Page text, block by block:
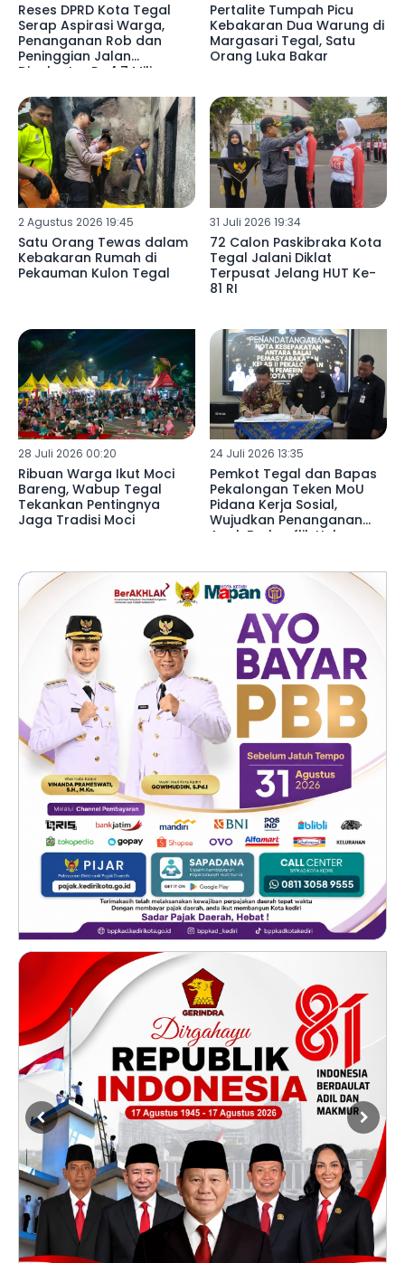
Reses DPRD Kota Tegal
Serap Aspirasi Warga,
Penanganan Rob dan
Peninggian Jalan
Digelontor Rp4,7 Miliar
Pertalite Tumpah Picu
Kebakaran Dua Warung di
Margasari Tegal, Satu
Orang Luka Bakar
2 Agustus 2026 19:45
Satu Orang Tewas dalam
Kebakaran Rumah di
Pekauman Kulon Tegal
31 Juli 2026 19:34
72 Calon Paskibraka Kota
Tegal Jalani Diklat
Terpusat Jelang HUT Ke-
81 RI
28 Juli 2026 00:20
Ribuan Warga Ikut Moci
Bareng, Wabup Tegal
Tekankan Pentingnya
Jaga Tradisi Moci
24 Juli 2026 13:35
Pemkot Tegal dan Bapas
Pekalongan Teken MoU
Pidana Kerja Sosial,
Wujudkan Penanganan
Anak Berkonflik Hukum